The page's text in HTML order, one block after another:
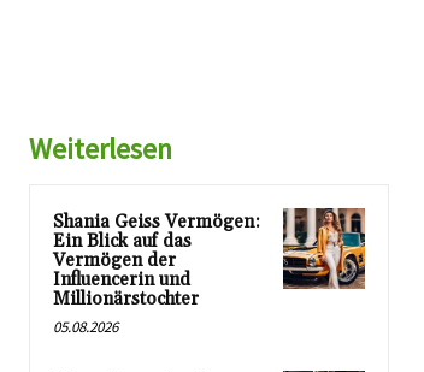
Weiterlesen
Shania Geiss Vermögen:
Ein Blick auf das
Vermögen der
Influencerin und
Millionärstochter
05.08.2026